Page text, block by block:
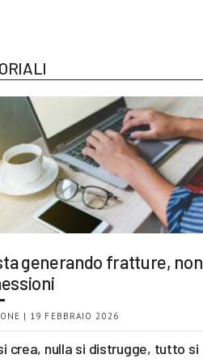
generando fratture, non
| 19 FEBBRAIO 2026
crea, nulla si distrugge, tutto si